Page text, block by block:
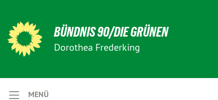
BÜNDNIS 90/DIE GRÜNEN
Dorothea Frederking
MENÜ